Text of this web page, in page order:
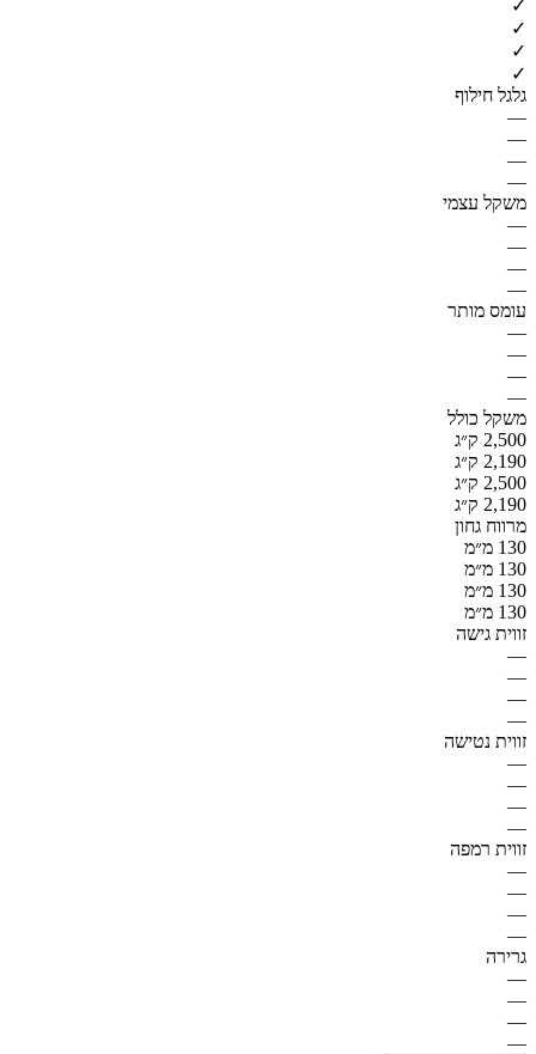
✓
✓
✓
✓
גלגל חילוף
—
—
—
—
משקל עצמי
—
—
—
—
עומס מותר
—
—
—
—
משקל כולל
2,500 ק״ג
2,190 ק״ג
2,500 ק״ג
2,190 ק״ג
מרווח גחון
130 מ״מ
130 מ״מ
130 מ״מ
130 מ״מ
זווית גישה
—
—
—
—
זווית נטישה
—
—
—
—
זווית רמפה
—
—
—
—
גרירה
—
—
—
—